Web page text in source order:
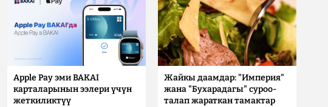
Apple Pay эми BAKAI
карталарынын ээлери үчүн
жеткиликтүү
Жайкы даамдар: "Империя"
жана "Бухарадагы" суроо-
талап жараткан тамактар